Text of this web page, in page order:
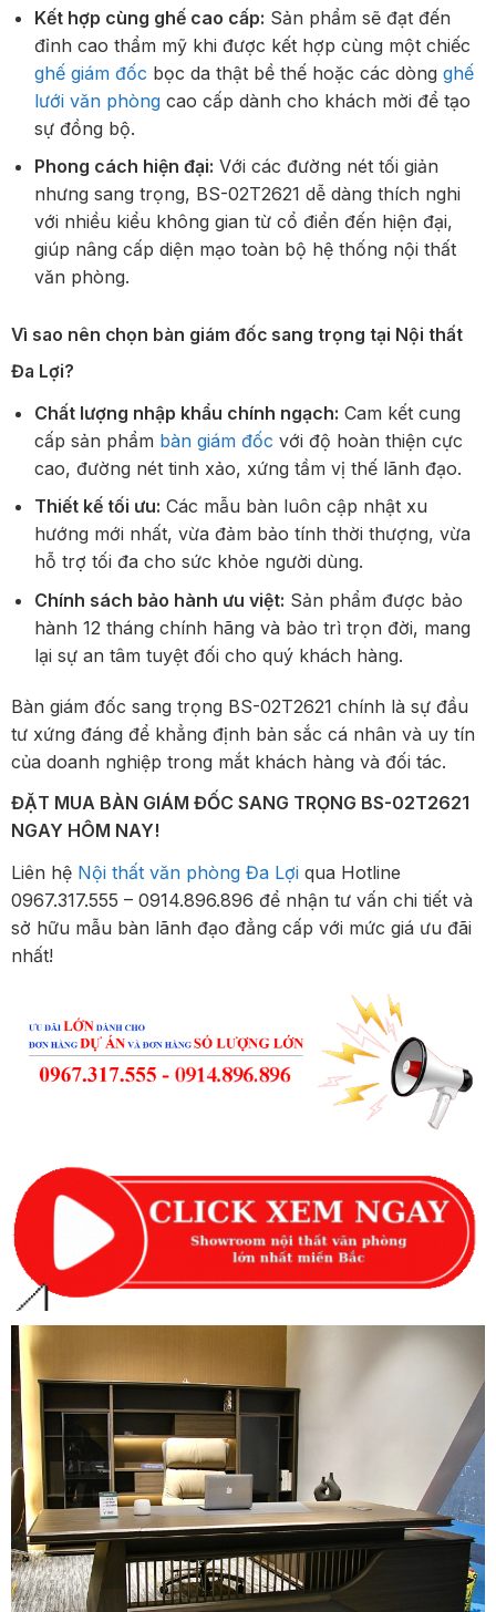
Kết hợp cùng ghế cao cấp: Sản phẩm sẽ đạt đến
đỉnh cao thẩm mỹ khi được kết hợp cùng một chiếc
ghế giám đốc bọc da thật bề thế hoặc các dòng ghế
lưới văn phòngcao cấp dành cho khách mời để tạo
sự đồng bộ.
Phong cách hiện đại: Với các đường nét tối giản
nhưng sang trọng, BS-02T2621 dễ dàng thích nghi
với nhiều kiểu không gian từ cổ điển đến hiện đại,
giúp nâng cấp diện mạo toàn bộ hệ thống nội thất
văn phòng.
Vì sao nên chọn bàn giám đốc sang trọng tại Nội thất
Đa Lợi?
Chất lượng nhập khẩu chính ngạch: Cam kết cung
cấp sản phẩm bàn giám đốc với độ hoàn thiện cực
cao, đường nét tinh xảo, xứng tầm vị thế lãnh đạo.
Thiết kế tối ưu: Các mẫu bàn luôn cập nhật xu
hướng mới nhất, vừa đảm bảo tính thời thượng, vừa
hỗ trợ tối đa cho sức khỏe người dùng.
Chính sách bảo hành ưu việt: Sản phẩm được bảo
hành 12 tháng chính hãng và bảo trì trọn đời, mang
lại sự an tâm tuyệt đối cho quý khách hàng.
Bàn giám đốc sang trọng BS-02T2621 chính là sự đầu
tư xứng đáng để khẳng định bản sắc cá nhân và uy tín
của doanh nghiệp trong mắt khách hàng và đối tác.
ĐẶT MUA BÀN GIÁM ĐỐC SANG TRỌNG BS-02T2621
NGAY HÔM NAY!
Liên hệ Nội thất văn phòng Đa Lợi qua Hotline
0967.317.555 – 0914.896.896 để nhận tư vấn chi tiết và
sở hữu mẫu bàn lãnh đạo đẳng cấp với mức giá ưu đãi
nhất!